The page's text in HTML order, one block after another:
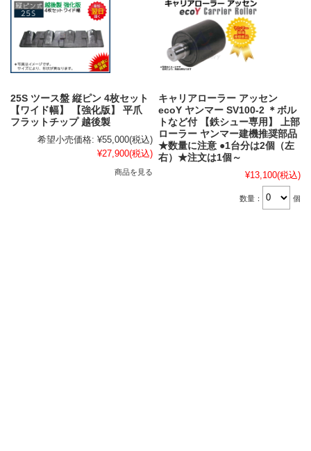
25S ツース盤 縦ピン 4枚セット
【ワイド幅】 【強化版】 平爪
フラットチップ 越後製
希望小売価格: ¥55,000(税込)
¥27,900(税込)
商品を見る
キャリアローラー アッセン
ecoY ヤンマー SV100-2 ＊ボル
トなど付 【鉄シュー専用】 上部
ローラー ヤンマー建機推奨部品
★数量に注意 ●1台分は2個（左
右）★注文は1個～
¥13,100(税込)
数量： 個